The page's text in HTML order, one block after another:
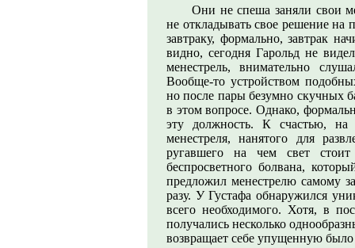
Они не спеша заняли свои
не откладывать свое решение на
завтраку, формально, завтрак
видно, сегодня Гарольд не
менестрель, внимательно
Вообще-то устройством
но после пары безумно скучных
в этом вопросе. Однако,
эту должность. К счастью, на
менестреля, нанятого для
ругавшего на чем свет
беспросветного болвана,
предложил менестрелю самому
разу. У Густафа обнаружился
всего необходимого. Хотя, в
получались несколько
возвращает себе упущенную было